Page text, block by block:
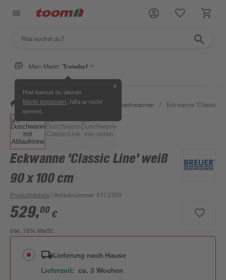
Mein Markt: Troisdorf
Hier kannst du deinen
Markt anpassen , falls er nicht
stimmt.
✕
/ Bad & Sanitär / Duschen Duschwannen / Eckwanne 'Classic
Eckwanne 'Classic Line' weiß
90 x 100 cm
Produktdetails | Artikelnummer: 5172303
529,00 €
inkl. 19% MwSt.
Lieferung nach Hause
Lieferzeit: ca. 3 Wochen